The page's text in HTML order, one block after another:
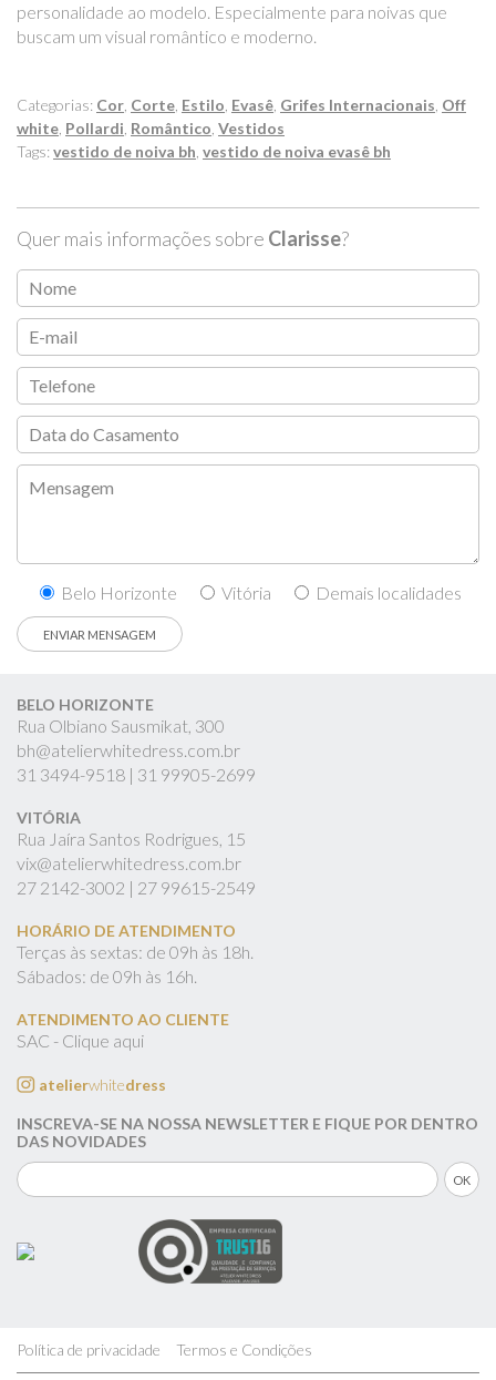
personalidade ao modelo. Especialmente para noivas que
buscam um visual romântico e moderno.
Categorias: Cor, Corte, Estilo, Evasê, Grifes Internacionais, Off
white, Pollardi, Romântico, Vestidos
Tags:vestido de noiva bh, vestido de noiva evasê bh
Quer mais informações sobre Clarisse?
Belo Horizonte Vitória Demais localidades
BELO HORIZONTE
Rua Olbiano Sausmikat, 300
bh@atelierwhitedress.com.br
31 3494-9518 | 31 99905-2699
VITÓRIA
Rua Jaíra Santos Rodrigues, 15
vix@atelierwhitedress.com.br
27 2142-3002 | 27 99615-2549
HORÁRIO DE ATENDIMENTO
Terças às sextas: de 09h às 18h.
Sábados: de 09h às 16h.
ATENDIMENTO AO CLIENTE
SAC - Clique aqui
atelierwhitedress
INSCREVA-SE NA NOSSA NEWSLETTER E FIQUE POR DENTRO
DAS NOVIDADES
Política de privacidade Termos e Condições